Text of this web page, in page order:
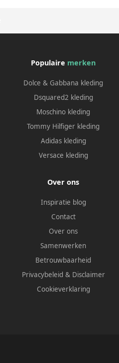
Populaire merken
Dolce & Gabbana kleding
Dsquared2 kleding
Moschino kleding
Tommy Hilfiger kleding
Adidas kleding
Versace kleding
Over ons
Inspiratie blog
Contact
Over ons
Samenwerken
Betrouwbaarheid
Privacybeleid & Disclaimer
Cookieverklaring